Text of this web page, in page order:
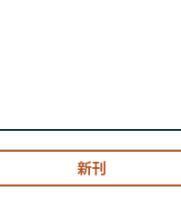
新刊